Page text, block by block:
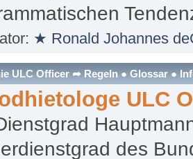
★ Ronald Johannes
ULC Officer ➦ Regeln ● Glossar ●
ULC
des